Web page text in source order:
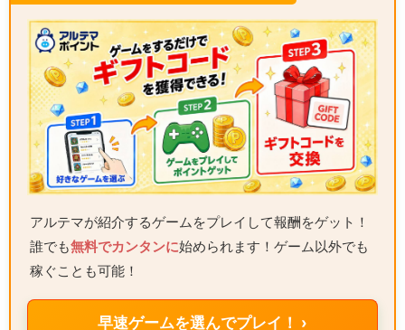
アルテマが紹介するゲームをプレイして報酬をゲット！
誰でも無料でカンタンに始められます！ゲーム以外でも
稼ぐことも可能！
早速ゲームを選んでプレイ！ ›